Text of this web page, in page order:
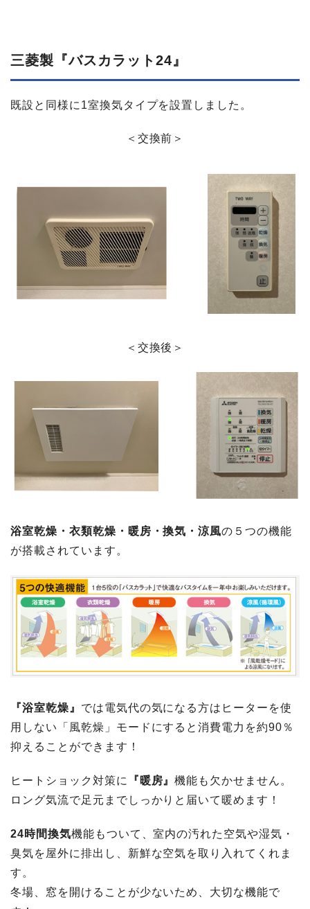
三菱製​『バスカラット24』
既設と同様に1室換気タイプを設置しました。
＜交換前＞
＜交換後＞
浴室乾燥・衣類乾燥・暖房・換気・涼風の５つの機能
が搭載されています。
『浴室乾燥』 では電気代の気になる方はヒーターを使
用しない「風乾燥」モードにすると消費電力を約90％
抑えることができます！
ヒートショック対策に 『暖房』機能も欠かせません。
ロング気流で足元までしっかりと届いて暖めます！
24時間換気機能もついて、室内の汚れた空気や湿気・
臭気を屋外に排出し、新鮮な空気を取り入れてくれま
す。
冬場、窓を開けることが少ないため、大切な機能で